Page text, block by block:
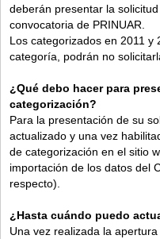
deberán presentar la
convocatoria de PRINUAR.
Los categorizados en 2011 y
categoría, podrán no
¿Qué debo hacer para
categorización?
Para la presentación de su
actualizado y una vez
de categorización en el sitio
importación de los datos del
respecto).
¿Hasta cuándo puedo
Una vez realizada la